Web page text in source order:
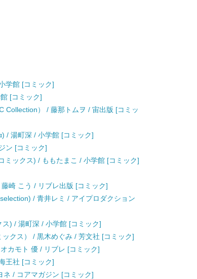
学館 [コミック]
[コミック]
Collection） / 藤那トムヲ / 宙出版 [コミッ
/ 湯町深 / 小学館 [コミック]
ン [コミック]
ミックス) / ももたまこ / 小学館 [コミック]
崎 こう / リブレ出版 [コミック]
/ 青井レミ / アイプロダクション
) / 湯町深 / 小学館 [コミック]
クス） / 黒木めぐみ / 芳文社 [コミック]
カモト 優 / リブレ [コミック]
王社 [コミック]
ネ / コアマガジン [コミック]